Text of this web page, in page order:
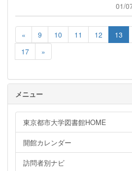
01/
« 9 10 11 12 13
17
»
メニュー
東京都市大学図書館HOME
開館カレンダー
訪問者別ナビ